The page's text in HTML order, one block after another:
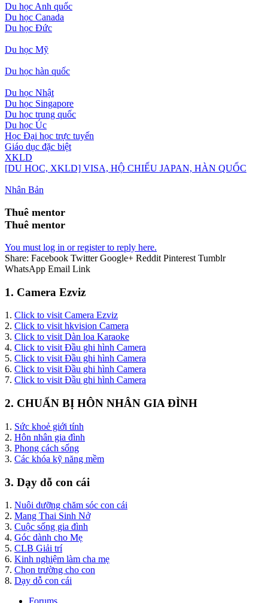
Du học Anh quốc
Du học Canada
Du học Đức
Du học Mỹ
Du học hàn quốc
Du học Nhật
Du học Singapore
Du học trung quốc
Du học Úc
Học Đại học trực tuyến
Giáo dục đặc biệt
XKLD
[DU HOC, XKLD] VISA, HỘ CHIẾU JAPAN, HÀN QUỐC
Nhân Bản
Thuê mentor
Thuê mentor
You must log in or register to reply here.
Share: Facebook Twitter Google+ Reddit Pinterest Tumblr
WhatsApp Email Link
1. Camera Ezviz
1. Click to visit Camera Ezviz
2. Click to visit hkvision Camera
3. Click to visit Dàn loa Karaoke
4. Click to visit Đầu ghi hình Camera
5. Click to visit Đầu ghi hình Camera
6. Click to visit Đầu ghi hình Camera
7. Click to visit Đầu ghi hình Camera
2. CHUẨN BỊ HÔN NHÂN GIA ĐÌNH
1. Sức khoẻ giới tính
2. Hôn nhân gia đình
3. Phong cách sống
3. Các khóa kỹ năng mềm
3. Dạy dỗ con cái
1. Nuôi dưỡng chăm sóc con cái
2. Mang Thai Sinh Nở
3. Cuộc sống gia đình
4. Góc dành cho Mẹ
5. CLB Giải trí
6. Kinh nghiệm làm cha mẹ
7. Chọn trường cho con
8. Dạy dỗ con cái